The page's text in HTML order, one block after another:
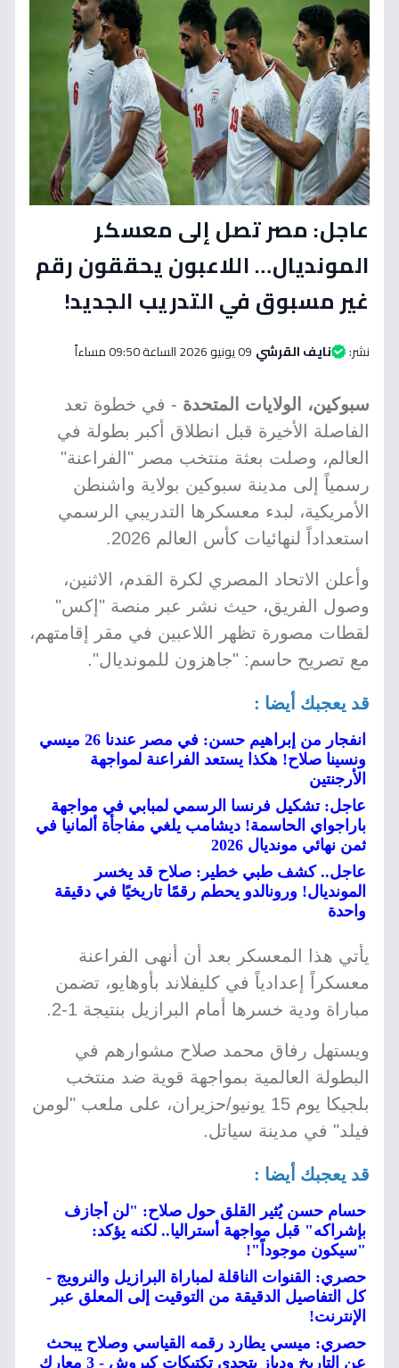
عاجل: مصر تصل إلى معسكر
المونديال… اللاعبون يحققون رقم
غير مسبوق في التدريب الجديد!
نشر: نايف القرشي 09 يونيو 2026 الساعة 09:50 مساءاً
سبوكين، الولايات المتحدة - في خطوة تعد
الفاصلة الأخيرة قبل انطلاق أكبر بطولة في
العالم، وصلت بعثة منتخب مصر "الفراعنة"
رسمياً إلى مدينة سبوكين بولاية واشنطن
الأمريكية، لبدء معسكرها التدريبي الرسمي
استعداداً لنهائيات كأس العالم 2026.
وأعلن الاتحاد المصري لكرة القدم، الاثنين،
وصول الفريق، حيث نشر عبر منصة "إكس"
لقطات مصورة تظهر اللاعبين في مقر إقامتهم،
مع تصريح حاسم: "جاهزون للمونديال".
قد يعجبك أيضا :
انفجار من إبراهيم حسن: في مصر عندنا 26 ميسي
ونسينا صلاح! هكذا يستعد الفراعنة لمواجهة
الأرجنتين
عاجل: تشكيل فرنسا الرسمي لمبابي في مواجهة
باراجواي الحاسمة! ديشامب يلغي مفاجأة ألمانيا في
ثمن نهائي مونديال 2026
عاجل.. كشف طبي خطير: صلاح قد يخسر
المونديال! ورونالدو يحطم رقمًا تاريخيًا في دقيقة
واحدة
يأتي هذا المعسكر بعد أن أنهى الفراعنة
معسكراً إعدادياً في كليفلاند بأوهايو، تضمن
مباراة ودية خسرها أمام البرازيل بنتيجة 1-2.
ويستهل رفاق محمد صلاح مشوارهم في
البطولة العالمية بمواجهة قوية ضد منتخب
بلجيكا يوم 15 يونيو/حزيران، على ملعب "لومن
فيلد" في مدينة سياتل.
قد يعجبك أيضا :
حسام حسن يُثير القلق حول صلاح: "لن أجازف
بإشراكه" قبل مواجهة أستراليا.. لكنه يؤكد:
"سيكون موجوداً"!
حصري: القنوات الناقلة لمباراة البرازيل والنرويج -
كل التفاصيل الدقيقة من التوقيت إلى المعلق عبر
الإنترنت!
حصري: ميسي يطارد رقمه القياسي وصلاح يبحث
عن التاريخ ودياز يتحدى تكتيكات كيروش - 3 معارك